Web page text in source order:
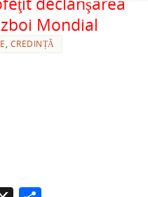
Mondial
, CREDINȚĂ